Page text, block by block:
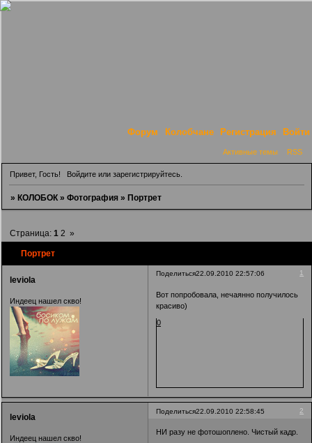
Форум Колобчане Регистрация Войти
Активные темы RSS
Привет, Гость! Войдитеили зарегистрируйтесь.
»КОЛОБОК »Фотография »Портрет
Портрет
Страница:1 2 »
Поделиться 1
22.09.2010 22:57:06
leviola
Индеец нашел скво!
Вот попробовала, нечаянно получилось
красиво)
0
Поделиться 2
22.09.2010 22:58:45
leviola
Индеец нашел скво!
НИ разу не фотошоплено. Чистый кадр.